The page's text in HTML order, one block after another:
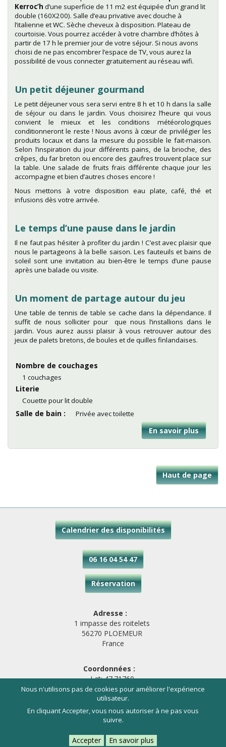
Kerroc’h d’une superficie de 11 m2 est équipée d’un grand lit
double (160X200). Salle d’eau privative avec douche à
l’italienne et WC. Sèche cheveux à disposition. Plateau de
courtoisie. Vous pourrez accéder à votre chambre d’hôtes à
partir de 17 h le premier jour de votre séjour. Si nous avons
choisi de ne pas encombrer l’espace de TV, vous aurez la
possibilité de vous connecter gratuitement au réseau wifi.
Un petit déjeuner gourmand
Le petit déjeuner vous sera servi entre 8 h et 10 h dans la salle
de séjour ou dans le jardin. Vous choisirez l’heure qui vous
convient le mieux et les conditions météorologiques
conditionneront le reste ! Nous avons à cœur de privilégier les
produits locaux et dans la mesure du possible le fait-maison.
Selon l’inspiration du jour différents pains, de la brioche, des
crêpes, du far breton ou encore des gaufres trouvent place sur
la table. Une salade de fruits frais différente chaque jour les
accompagne et bien d’autres choses encore !
Nous mettons à votre disposition eau plate, café, thé et
infusions dès votre arrivée.
Le temps d’une pause dans le jardin
Il ne faut pas hésiter à profiter du jardin ! C’est avec plaisir que
nous le partageons à la belle saison. Les fauteuils et bains de
soleil sont une invitation au bien-être le temps d’une pause
après une balade ou visite.
Un moment de partage autour du jeu
Une table de tennis de table se cache dans la dépendance. Il
suffit de nous solliciter pour que nous l’installions dans le
jardin. Vous aurez aussi plaisir à vous retrouver autour des
jeux de palets bretons, de boules et de quilles finlandaises.
Nombre de couchages
1 couchages
Literie
Couette pour lit double
Salle de bain Privée avec toilette
En savoir plussur
port
Haut de page
Calendrier des disponibilités
06 16 04 54 47
Réservation
Adresse :
1 impasse des roitelets
56270 PLOEMEUR
France
Coordonnées :
Lat: 47.71760
Long: -3.42288
© 2026 - Entre Terre et Mer -Mentions légales
Nous n'utilisons pas de cookies pour améliorer l'expérience
utilisateur.
En cliquant Accepter, vous nous autoriser à ne pas vous
suivre.
Accepter En savoir plus